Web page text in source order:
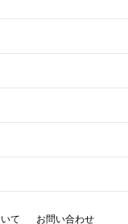
て お問い合わせ